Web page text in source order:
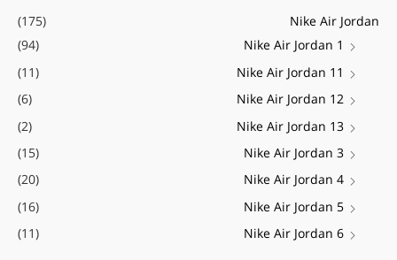
Nike Air Jordan
(175)
Nike Air Jordan 1
(94)
Nike Air Jordan 11
(11)
Nike Air Jordan 12
(6)
Nike Air Jordan 13
(2)
Nike Air Jordan 3
(15)
Nike Air Jordan 4
(20)
Nike Air Jordan 5
(16)
Nike Air Jordan 6
(11)